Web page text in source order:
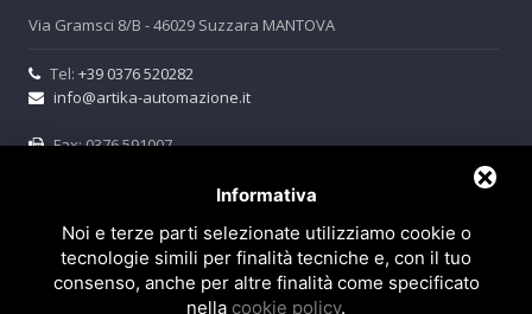
Via Gramsci 8/B - 46029 Suzzara MANTOVA
Tel:+39 0376 520282
info@artika-automazione.it
Fax: 0376 591007
Privacy e Cookie Policy
Follow Us
Informativa
Noi e terze parti selezionate utilizziamo cookie o
tecnologie simili per finalità tecniche e, con il tuo
consenso, anche per altre finalità come specificato
nella cookie policy.